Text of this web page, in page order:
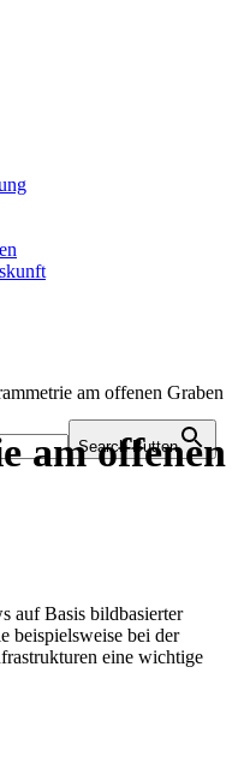
Search Button
am offenen Graben
am offenen
auf Basis bildbasierter
beispielsweise bei der
eine wichtige